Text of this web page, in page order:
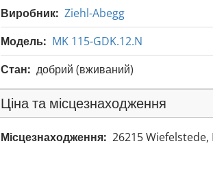
Виробник: Ziehl-Abegg
Модель: MK 115-GDK.12.N
Стан: добрий (вживаний)
Ціна та місцезнаходження
Місцезнаходження: 26215 Wiefelstede,